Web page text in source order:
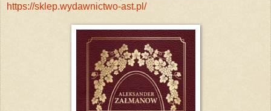
https://sklep.wydawnictwo-ast.pl/